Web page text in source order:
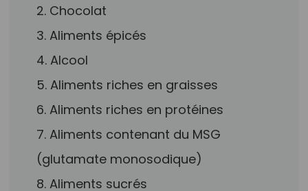
2. Chocolat
3. Aliments épicés
4. Alcool
5. Aliments riches en graisses
6. Aliments riches en protéines
7. Aliments contenant du MSG
(glutamate monosodique)
8. Aliments sucrés